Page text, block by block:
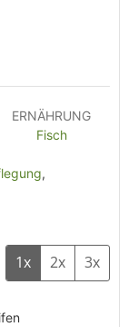
,
ERNÄHRUNG
Fisch
1x 2x 3x